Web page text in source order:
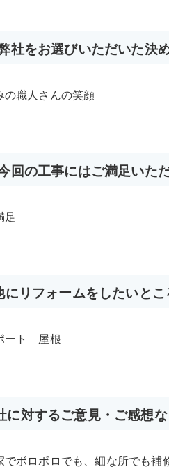
社をお選びいただいた決
の職人さんの笑顔
回の工事にはご満足いた
足
にリフォームをしたいと
ート 屋根
に対するご意見・ご感想
でボロボロでも、細な所でも補